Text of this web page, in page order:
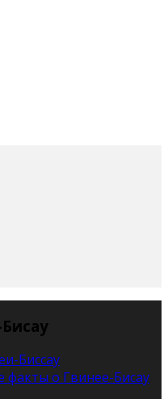
Биссау
факты о Гвинее-Бисау